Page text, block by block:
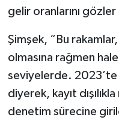
gelir oranlarını
Şimşek, “Bu
olmasına rağmen
seviyelerde. 2023’te
diyerek, kayıt
denetim sürecine